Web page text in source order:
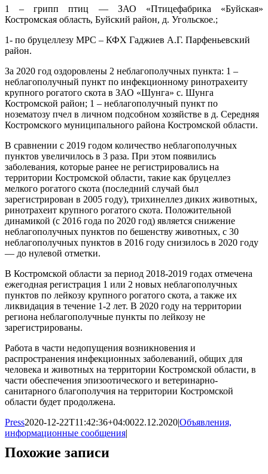
1 – грипп птиц — ЗАО «Птицефабрика «Буйская»
Костромская область, Буйский район, д. Угольское.;
1- по бруцеллезу МРС – КФХ Гаджиев А.Г. Парфеньевский
район.
За 2020 год оздоровлены 2 неблагополучных пункта: 1 –
неблагополучный пункт по инфекционному ринотрахеиту
крупного рогатого скота в ЗАО «Шунга» с. Шунга
Костромской район; 1 – неблагополучный пункт по
нозематозу пчел в личном подсобном хозяйстве в д. Середняя
Костромского муниципального района Костромской области.
В сравнении с 2019 годом количество неблагополучных
пунктов увеличилось в 3 раза. При этом появились
заболевания, которые ранее не регистрировались на
территории Костромской области, такие как бруцеллез
мелкого рогатого скота (последний случай был
зарегистрирован в 2005 году), трихинеллез диких животных,
ринотрахеит крупного рогатого скота. Положительной
динамикой (с 2016 года по 2020 год) является снижение
неблагополучных пунктов по бешенству животных, с 30
неблагополучных пунктов в 2016 году снизилось в 2020 году
— до нулевой отметки.
В Костромской области за период 2018-2019 годах отмечена
ежегодная регистрация 1 или 2 новых неблагополучных
пунктов по лейкозу крупного рогатого скота, а также их
ликвидация в течение 1-2 лет. В 2020 году на территории
региона неблагополучные пункты по лейкозу не
зарегистрированы.
Работа в части недопущения возникновения и
распространения инфекционных заболеваний, общих для
человека и животных на территории Костромской области, в
части обеспечения эпизоотического и ветеринарно-
санитарного благополучия на территории Костромской
области будет продолжена.
Press2020-12-22T11:42:36+04:0022.12.2020|Объявления,
информационные сообщения|
Похожие записи